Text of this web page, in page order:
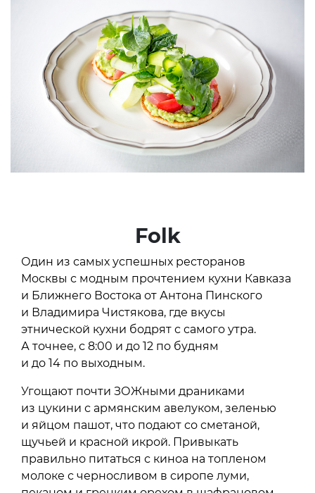
Folk
Один из самых успешных ресторанов
Москвы с модным прочтением кухни Кавказа
и Ближнего Востока от Антона Пинского
и Владимира Чистякова, где вкусы
этнической кухни бодрят с самого утра.
А точнее, с 8:00 и до 12 по будням
и до 14 по выходным.
Угощают почти ЗОЖными драниками
из цукини с армянским авелуком, зеленью
и яйцом пашот, что подают со сметаной,
щучьей и красной икрой. Привыкать
правильно питаться с киноа на топленом
молоке с черносливом в сиропе луми,